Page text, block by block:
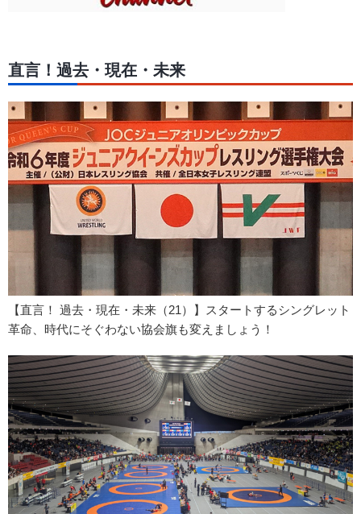
直言！過去・現在・未来
【直言！ 過去・現在・未来（21）】スタートするシングレット
革命、時代にそぐわない協会旗も変えましょう！